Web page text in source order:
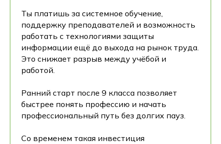
Ты платишь за системное обучение,
поддержку преподавателей и возможность
работать с технологиями защиты
информации ещё до выхода на рынок труда.
Это снижает разрыв между учёбой и
работой.
Ранний старт после 9 класса позволяет
быстрее понять профессию и начать
профессиональный путь без долгих пауз.
Со временем такая инвестиция